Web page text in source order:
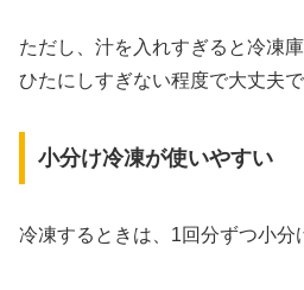
ただし、汁を入れすぎると冷凍
ひたにしすぎない程度で大丈夫で
小分け冷凍が使いやすい
冷凍するときは、1回分ずつ小分